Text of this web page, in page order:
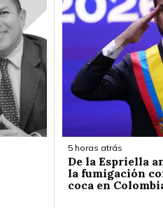
5 horas atrás
De la Espriella
la fumigación
coca en